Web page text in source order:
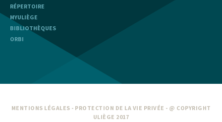
RÉPERTOIRE
MYULIÈGE
BIBLIOTHÈQUES
ORBI
MENTIONS LÉGALES - PROTECTION DE LA VIE PRIVÉE - @ COPYRIGHT
ULIÈGE 2017